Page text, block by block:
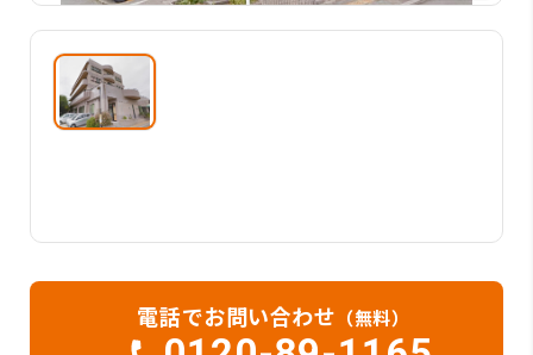
電話でお問い合わせ （無料）